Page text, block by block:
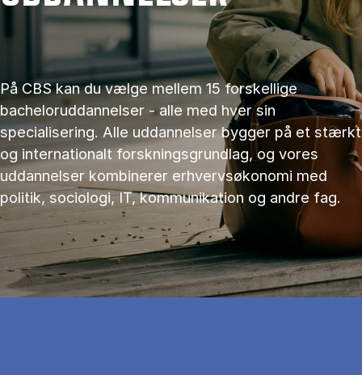
På CBS kan du vælge mellem 15 forskellige
bacheloruddannelser - alle med hver sin
specialisering. Alle uddannelser bygger på et stærkt
og internationalt forskningsgrundlag, og vores
uddannelser kombinerer erhvervsøkonomi med
politik, sociologi, IT, kommunikation og andre fag.